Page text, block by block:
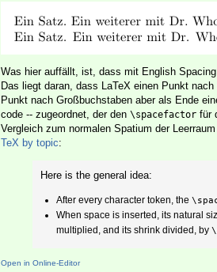
Was hier auffällt, ist, dass mit English
Das liegt daran, dass LaTeX einen Punkt
Punkt nach Großbuchstaben aber als Ende
code -- zugeordnet, der den \spacefactor für
Vergleich zum normalen Spatium der
TeX by topic:
Here is the general idea:
After every character token, the
When space is inserted, its natural
multiplied, and its shrink divided, by
Open in Online-Editor